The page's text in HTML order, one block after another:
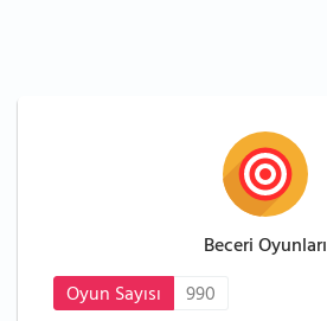
Beceri Oyunları
Oyun Sayısı
990